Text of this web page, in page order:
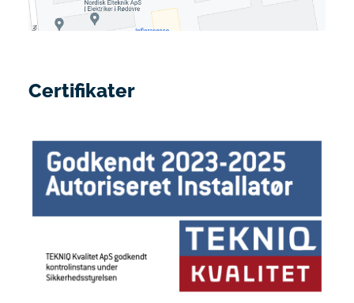
Certifikater